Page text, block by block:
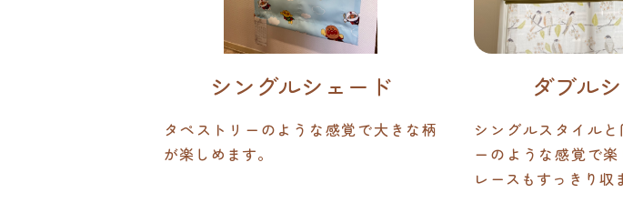
シングルシェード
タペストリーのような感覚で大きな柄
が楽しめます。
ダブル
シングルスタイル
ーのような感覚で
レースもすっきり収